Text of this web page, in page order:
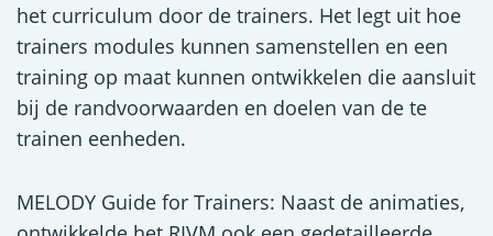
het curriculum door de trainers. Het legt uit hoe
trainers modules kunnen samenstellen en een
training op maat kunnen ontwikkelen die aansluit
bij de randvoorwaarden en doelen van de te
trainen eenheden.
MELODY Guide for Trainers: Naast de animaties,